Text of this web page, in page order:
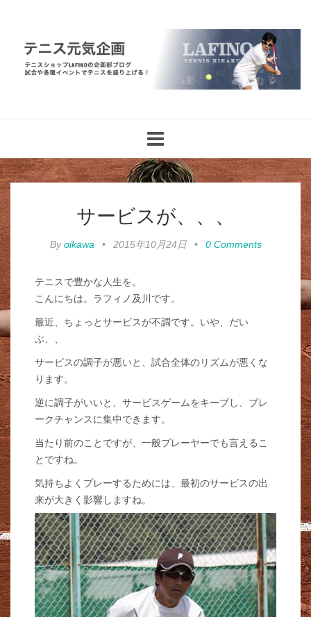
navigation
サービスが、、、
Byoikawa • 2015年10月24日 • 0 Comments
テニスで豊かな人生を。
こんにちは。ラフィノ及川です。
最近、ちょっとサービスが不調です。いや、だい
ぶ、、
サービスの調子が悪いと、試合全体のリズムが悪くな
ります。
逆に調子がいいと、サービスゲームをキープし、ブレ
ークチャンスに集中できます。
当たり前のことですが、一般プレーヤーでも言えるこ
とですね。
気持ちよくプレーするためには、最初のサービスの出
来が大きく影響しますね。